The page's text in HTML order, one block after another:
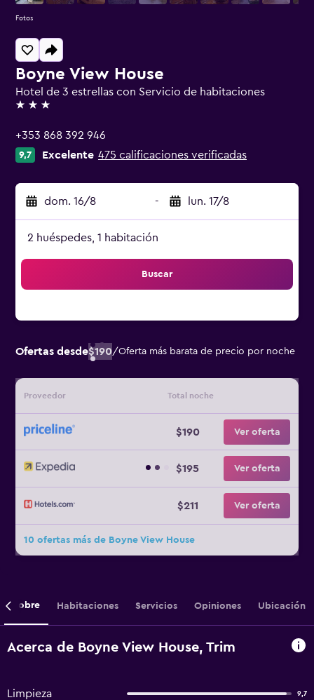
Boyne View House
Hotel de 3 estrellas con Servicio de habitaciones
3 estrellas
+353 868 392 946
9,7 Excelente 475 calificaciones verificadas
dom. 16/8 - lun. 17/8
2 huéspedes, 1 habitación
Buscar
Ofertas desde$190/Oferta más barata de precio por noche
Proveedor Total noche
$190 Ver oferta
$195 Ver oferta
$211 Ver oferta
10 ofertas más de Boyne View House
Fotos
Sobre Habitaciones Servicios Opiniones Ubicación
Acerca de Boyne View House, Trim
Limpieza 9,7